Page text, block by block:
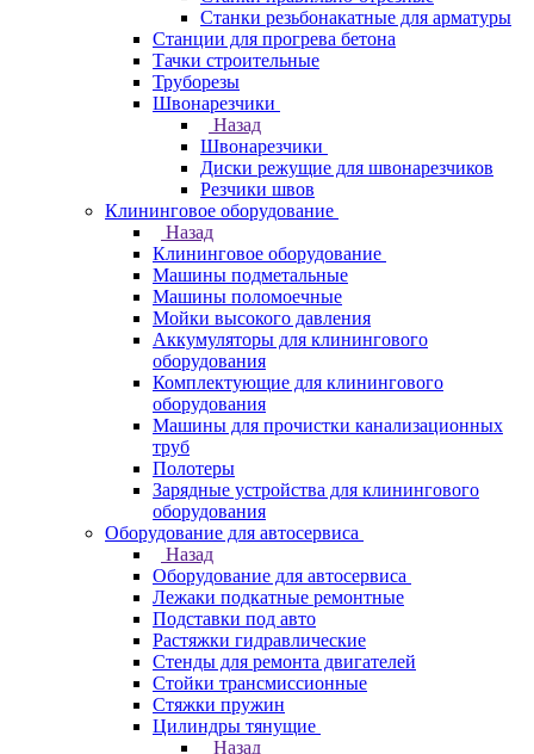
Станки резьбонакатные для арматуры
Станции для прогрева бетона
Тачки строительные
Труборезы
Швонарезчики
Назад
Швонарезчики
Диски режущие для швонарезчиков
Резчики швов
Клининговое оборудование
Назад
Клининговое оборудование
Машины подметальные
Машины поломоечные
Мойки высокого давления
Аккумуляторы для клинингового
оборудования
Комплектующие для клинингового
оборудования
Машины для прочистки канализационных
труб
Полотеры
Зарядные устройства для клинингового
оборудования
Оборудование для автосервиса
Назад
Оборудование для автосервиса
Лежаки подкатные ремонтные
Подставки под авто
Растяжки гидравлические
Стенды для ремонта двигателей
Стойки трансмиссионные
Стяжки пружин
Цилиндры тянущие
Назад